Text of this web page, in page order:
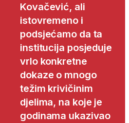
Kovačević, ali
istovremeno i
podsjećamo da ta
institucija posjeduje
vrlo konkretne
dokaze o mnogo
težim krivičinim
djelima, na koje je
godinama ukazivao